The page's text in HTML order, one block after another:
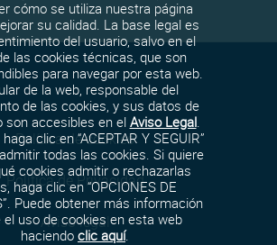
Política de cookies
Política de Privacidad
Aviso legal
cómo se utiliza nuestra página
su calidad. La base legal es
del usuario, salvo en el
las cookies técnicas, que son
para navegar por esta web.
de la web, responsable del
de las cookies, y sus datos de
son accesibles en el Aviso Legal.
clic en “ACEPTAR Y SEGUIR”
todas las cookies. Si quiere
cookies admitir o rechazarlas
haga clic en “OPCIONES DE
Puede obtener más información
el uso de cookies en esta web
haciendo clic aquí.